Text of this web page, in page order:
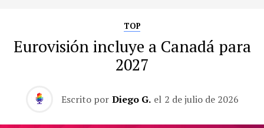
TOP
Eurovisión incluye a Canadá para
2027
Escrito por Diego G. el 2 de julio de 2026